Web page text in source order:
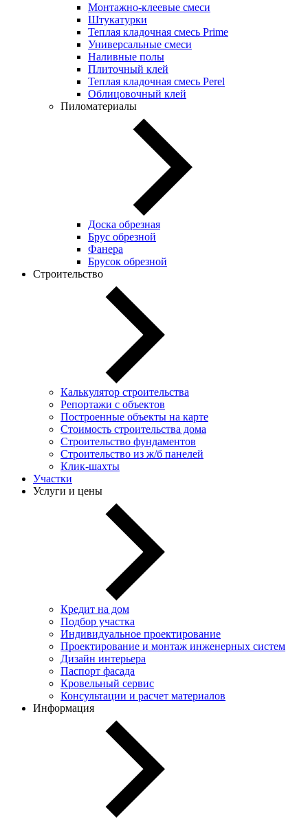
Монтажно-клеевые смеси
Штукатурки
Теплая кладочная смесь Prime
Универсальные смеси
Наливные полы
Плиточный клей
Теплая кладочная смесь Perel
Облицовочный клей
Пиломатериалы
Доска обрезная
Брус обрезной
Фанера
Брусок обрезной
Строительство
Калькулятор строительства
Репортажи с объектов
Построенные объекты на карте
Стоимость строительства дома
Строительство фундаментов
Строительство из ж/б панелей
Клик-шахты
Участки
Услуги и цены
Кредит на дом
Подбор участка
Индивидуальное проектирование
Проектирование и монтаж инженерных систем
Дизайн интерьера
Паспорт фасада
Кровельный сервис
Консультации и расчет материалов
Информация